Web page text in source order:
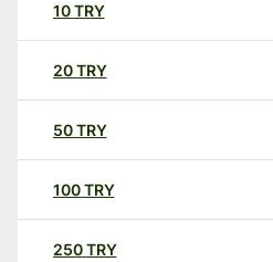
10TRY
20TRY
50TRY
100TRY
250TRY